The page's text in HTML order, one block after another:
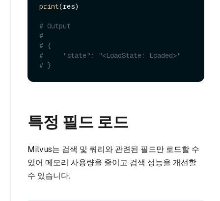
print(res)
# Output
#
# {
#     "state": "<LoadState: Loaded>"
# }
특정 필드 로드
Milvus는 검색 및 쿼리와 관련된 필드만 로드할 수
있어 메모리 사용량을 줄이고 검색 성능을 개선할
수 있습니다.